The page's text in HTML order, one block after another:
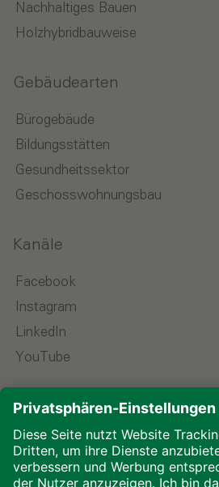
Nachhaltiges Bauen
Holzhybridbauweise
Gebäudearten
Bürogebäude
Bildungsstätten
Gesundheitssektor
Geschosswohnungsbau
Kanäle
Facebook
Instagram
LinkedIn
YouTube
Sprache wählen